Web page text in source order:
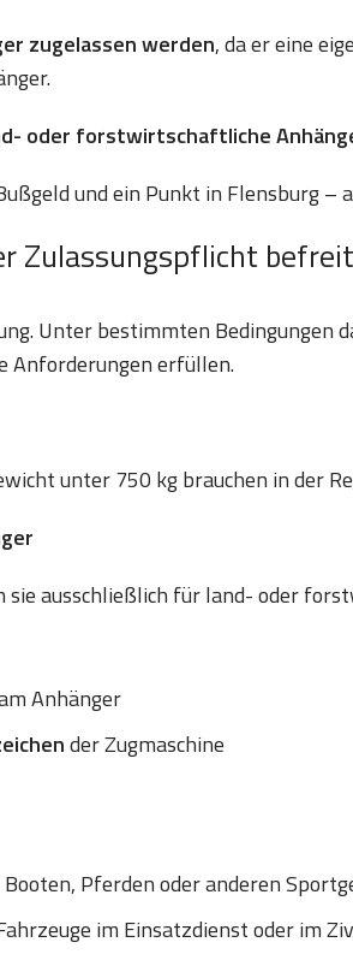
zugelassen werden, da er eine
oder forstwirtschaftliche
und ein Punkt in Flensburg –
Zulassungspflicht
Unter bestimmten
Anforderungen erfüllen.
unter 750 kg brauchen in der
sie ausschließlich für land- oder
Anhänger
der Zugmaschine
Pferden oder anderen
im Einsatzdienst oder im